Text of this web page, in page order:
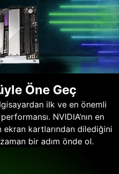
Öne Geç
ilk ve en önemli
NVIDIA’nın en
kartlarından dilediğini
bir adım önde ol.